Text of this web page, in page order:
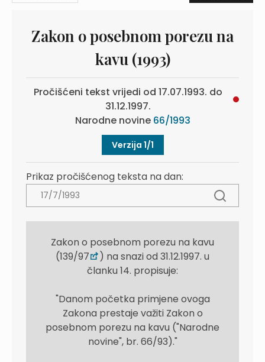
Zakon o posebnom porezu na
kavu (1993)
Pročišćeni tekst vrijedi od 17.07.1993. do
31.12.1997.
Narodne novine 66/1993
Verzija 1/1
Prikaz pročišćenog teksta na dan:
Zakon o posebnom porezu na kavu
(139/97
) na snazi od 31.12.1997. u
članku 14. propisuje:
"Danom početka primjene ovoga
Zakona prestaje važiti Zakon o
posebnom porezu na kavu ("Narodne
novine", br. 66/93)."